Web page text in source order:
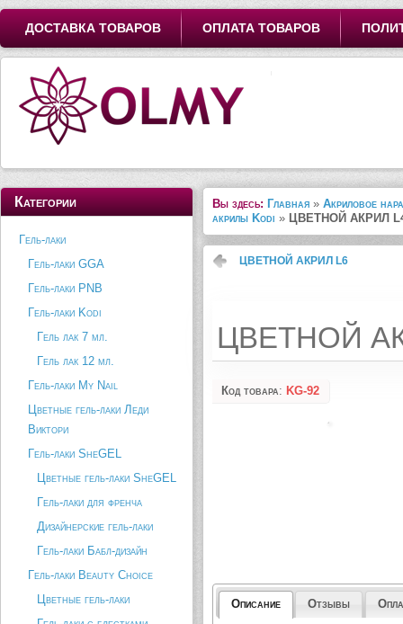
ДОСТАВКА ТОВАРОВ ОПЛАТА ТОВАРОВ
Категории
Гель-лаки
Гель-лаки GGA
Гель-лаки PNB
Гель-лаки Kodi
Гель лак 7 мл.
Гель лак 12 мл.
Гель-лаки My Nail
Цветные гель-лаки Леди
Виктори
Гель-лаки SheGEL
Цветные гель-лаки SheGEL
Гель-лаки для френча
Дизайнерские гель-лаки
Гель-лаки Бабл-дизайн
Гель-лаки Beauty Choice
Цветные гель-лаки
Вы здесь: Главная » Акриловое
акрилы Kodi » ЦВЕТНОЙ АКРИЛ
ЦВЕТНОЙ АКРИЛ L6
ЦВЕТНОЙ
Код товара: KG-92
Описание Отзывы